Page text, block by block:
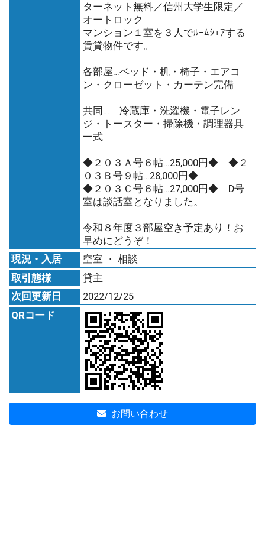
ターネット無料／信州大学生限定／
オートロック
マンション１室を３人でﾙｰﾑｼｪｱする
賃貸物件です。
各部屋…ベッド・机・椅子・エアコ
ン・クローゼット・カーテン完備
共同… 冷蔵庫・洗濯機・電子レン
ジ・トースター・掃除機・調理器具
一式
◆２０３Ａ号６帖…25,000円◆ ◆２
０３Ｂ号９帖…28,000円◆
◆２０３Ｃ号６帖…27,000円◆ D号
室は談話室となりました。
令和８年度３部屋空き予定あり！お
早めにどうぞ！
現況・入居
空室 ・ 相談
取引態様
貸主
次回更新日
2022/12/25
QRコード
お問い合わせ